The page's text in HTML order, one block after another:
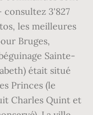
consultez 3'827
les meilleures
Bruges,
Sainte-
était situé
Princes (le
Charles Quint et